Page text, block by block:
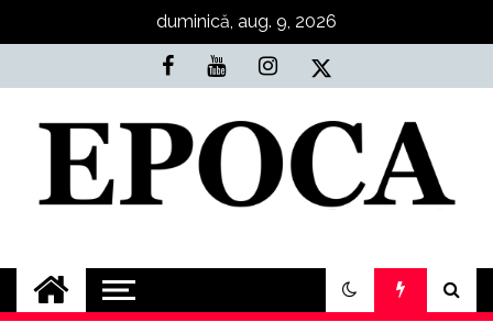
duminică, aug. 9, 2026
Epoca
Cele mai noi știri online din România